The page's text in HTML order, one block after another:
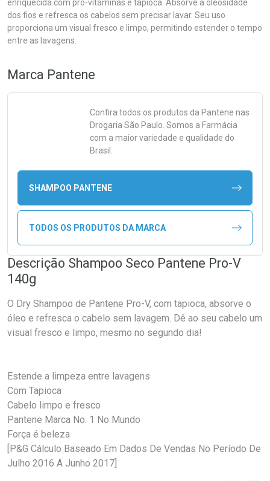
enriquecida com pró-vitaminas e tapioca. Absorve a oleosidade
dos fios e refresca os cabelos sem precisar lavar. Seu uso
proporciona um visual fresco e limpo, permitindo estender o tempo
entre as lavagens.
Marca Pantene
Confira todos os produtos da Pantene nas
Drogaria São Paulo. Somos a Farmácia
com a maior variedade e qualidade do
Brasil.
SHAMPOO PANTENE
TODOS OS PRODUTOS DA MARCA
Descrição Shampoo Seco Pantene Pro-V
140g
O Dry Shampoo de Pantene Pro-V, com tapioca, absorve o
óleo e refresca o cabelo sem lavagem. Dê ao seu cabelo um
visual fresco e limpo, mesmo no segundo dia!
Estende a limpeza entre lavagens
Com Tapioca
Cabelo limpo e fresco
Pantene Marca No. 1 No Mundo
Força é beleza
[P&G Cálculo Baseado Em Dados De Vendas No Período De
Julho 2016 A Junho 2017]